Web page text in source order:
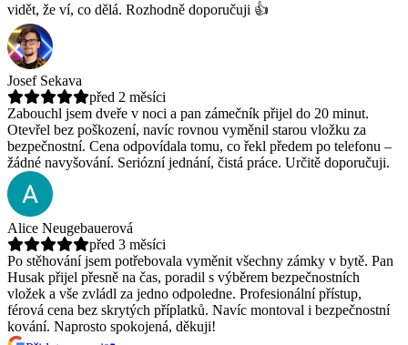
vidět, že ví, co dělá. Rozhodně doporučuji 👍
Josef Sekava
před 2 měsíci
Zabouchl jsem dveře v noci a pan zámečník přijel do 20 minut.
Otevřel bez poškození, navíc rovnou vyměnil starou vložku za
bezpečnostní. Cena odpovídala tomu, co řekl předem po telefonu –
žádné navyšování. Seriózní jednání, čistá práce. Určitě doporučuji.
Alice Neugebauerová
před 3 měsíci
Po stěhování jsem potřebovala vyměnit všechny zámky v bytě. Pan
Husak přijel přesně na čas, poradil s výběrem bezpečnostních
vložek a vše zvládl za jedno odpoledne. Profesionální přístup,
férová cena bez skrytých příplatků. Navíc montoval i bezpečnostní
kování. Naprosto spokojená, děkuji!